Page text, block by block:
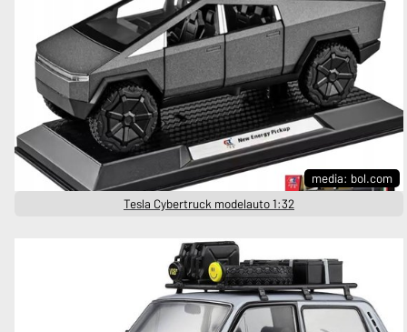
media: bol.com
Tesla Cybertruck modelauto 1:32